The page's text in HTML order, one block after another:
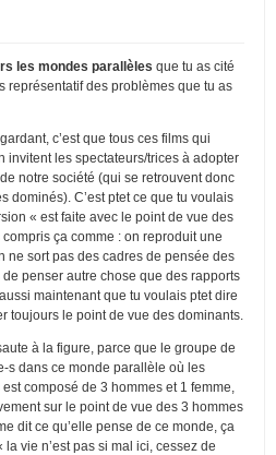
les mondes parallèles que tu as cité
représentatif des problèmes que tu as
c’est que tous ces films qui
invitent les spectateurs/trices à adopter
notre société (qui se retrouvent donc
dominés). C’est ptet ce que tu voulais
« est faite avec le point de vue des
ça comme : on reproduit une
ne sort pas des cadres de pensée des
penser autre chose que des rapports
maintenant que tu voulais ptet dire
toujours le point de vue des dominants.
à la figure, parce que le groupe de
s dans ce monde parallèle où les
composé de 3 hommes et 1 femme,
sur le point de vue des 3 hommes
dit ce qu’elle pense de ce monde, ça
vie n’est pas si mal ici, cessez de